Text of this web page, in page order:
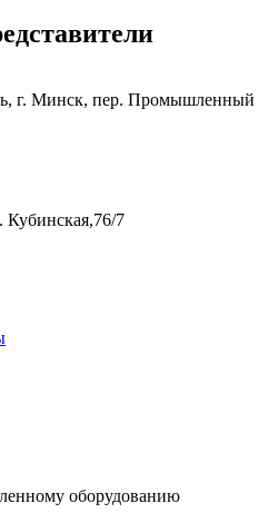
г. Минск, пер. Промышленный
Кубинская,76/7
оборудованию